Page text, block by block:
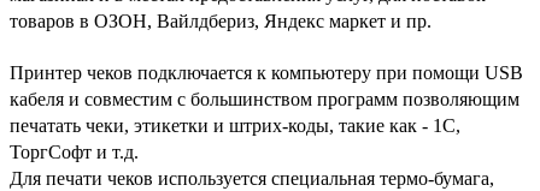
товаров в ОЗОН, Вайлдбериз, Яндекс маркет и пр.
Принтер чеков подключается к компьютеру при помощи USB
кабеля и совместим с большинством программ позволяющим
печатать чеки, этикетки и штрих-коды, такие как - 1С,
ТоргСофт и т.д.
Для печати чеков используется специальная термо-бумага,